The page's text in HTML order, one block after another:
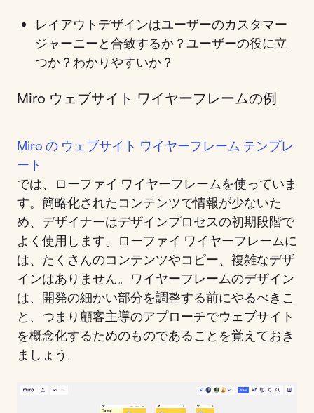
レイアウトデザインはユーザーのカスタマー
ジャーニーと合致するか？ユーザーの役に立
つか？わかりやすいか？
Miro ウェブサイト ワイヤーフレームの例
Miro の ウェブサイト ワイヤーフレーム テンプレ
ート
では、ローファイ ワイヤーフレームを使っていま
す。簡略化されたコンテンツで情報が少ないた
め、デザイナーはデザインプロセスの初期段階で
よく使用します。ローファイ ワイヤーフレームに
は、たくさんのコンテンツやコピー、複雑なデザ
インはありません。ワイヤーフレームのデザイン
は、開発の細かい部分を調整する前にやるべきこ
と、つまり顧客主導のアプローチでウェブサイト
を概念化するためのものであることを覚えておき
ましょう。